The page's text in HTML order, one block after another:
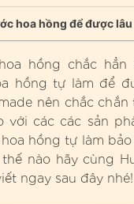
hoa hồng để được lâu
hồng chắc
hồng tự làm để
nên chắc
với các các sản
hồng tự làm
nào hãy cùng
ngay sau đây nhé!